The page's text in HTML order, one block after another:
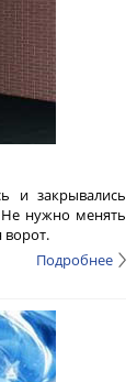
и закрывались
нужно менять
ворот.
Подробнее